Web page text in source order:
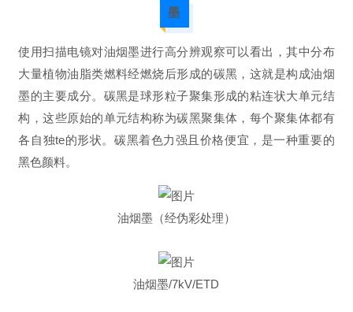
墨
使用扫描电镜对油烟墨进行高分辨观察可以看出，其中分布
大量植物油脂类燃料经燃烧后形成的碳黑，这就是构成油烟
墨的主要成分。碳黑是球形粒子聚集形成的粘连状大单元结
构，这些原始的单元结构称为碳黑聚集体，每个聚集体都有
各自独te的形状。碳黑着色力强且价格便宜，是一种重要的
黑色颜料。
油烟墨（经伪彩处理）
油烟墨/7kV/ETD